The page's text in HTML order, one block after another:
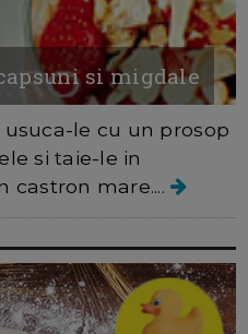
si migdale
le cu un prosop
si taie-le in
castron mare....